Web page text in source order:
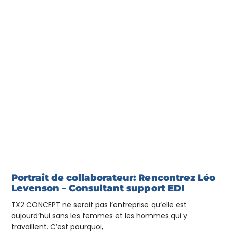
Portrait de collaborateur: Rencontrez Léo
Levenson – Consultant support EDI
TX2 CONCEPT ne serait pas l’entreprise qu’elle est
aujourd’hui sans les femmes et les hommes qui y
travaillent. C’est pourquoi,